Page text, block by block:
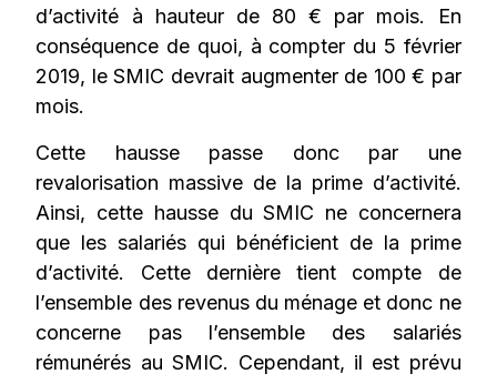
d’activité à hauteur de 80 € par mois. En
conséquence de quoi, à compter du 5 février
2019, le SMIC devrait augmenter de 100 € par
mois.
Cette hausse passe donc par une
revalorisation massive de la prime d’activité.
Ainsi, cette hausse du SMIC ne concernera
que les salariés qui bénéficient de la prime
d’activité. Cette dernière tient compte de
l’ensemble des revenus du ménage et donc ne
concerne pas l’ensemble des salariés
rémunérés au SMIC. Cependant, il est prévu